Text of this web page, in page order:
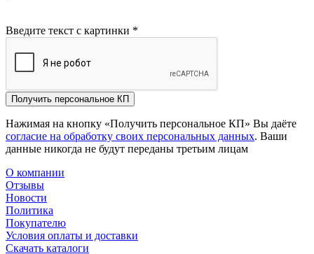
Введите текст с картинки *
Получить персональное КП
Нажимая на кнопку «Получить персональное КП» Вы даёте
согласие на обработку своих персональных данных. Ваши
данные никогда не будут переданы третьим лицам
О компании
Отзывы
Новости
Политика
Покупателю
Условия оплаты и доставки
Скачать каталоги